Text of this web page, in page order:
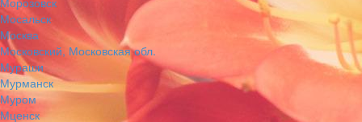
Мосальск
Москва
Московский, Московская обл.
Мураши
Мурманск
Муром
Мценск